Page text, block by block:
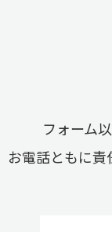
フォーム
お電話ともに